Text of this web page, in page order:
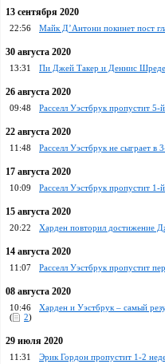
13 сентября 2020
22:56 Майк Д’Антони покинет пост
30 августа 2020
13:31 Пи Джей Такер и Деннис
26 августа 2020
09:48 Расселл Уэстбрук пропустит
22 августа 2020
11:48 Расселл Уэстбрук не сыграет в
17 августа 2020
10:09 Расселл Уэстбрук пропустит
15 августа 2020
20:22 Харден повторил достижение
14 августа 2020
11:07 Расселл Уэстбрук пропустит
08 августа 2020
10:46
Харден и Уэстбрук – самый
(
2)
29 июля 2020
11:31 Эрик Гордон пропустит 1-2